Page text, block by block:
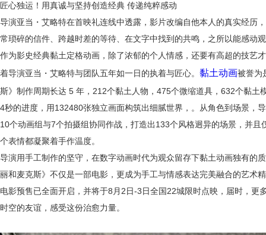
匠心独运！用真诚与坚持创造经典 传递纯粹感动
导演亚当・艾略特在首映礼连线中透露，影片改编自他本人的真实经历
常琐碎的信件、跨越时差的等待、在文字中找到的共鸣，之所以能感动
作为影史经典黏土定格动画，除了浓郁的个人情感，还要有高超的技艺
着导演亚当・艾略特与团队五年如一日的执着与匠心。 黏土动画被誉为
斯》 制作周期长达 5 年，212个黏土人物，475个微缩道具， 632个黏土
4秒的进度，用132480张独立画面构筑出细腻世界，。
从角色到场景，
10个动画组与7个拍摄组协同作战，打造出133个风格迥异的场景，并且
个表情都凝聚着手作温度。
导演用手工制作的坚守，在数字动画时代为观众留存下黏土动画独有的
丽和麦克斯》不仅是一部电影，更成为手工与情感表达完美融合的艺术
电影预售已全面开启，并将于8月2日-3日全国22城限时点映，届时，更
时空的友谊，感受这份治愈力量。